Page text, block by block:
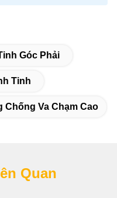
Góc Phải
Tinh
Chống Va Chạm Cao
Quan